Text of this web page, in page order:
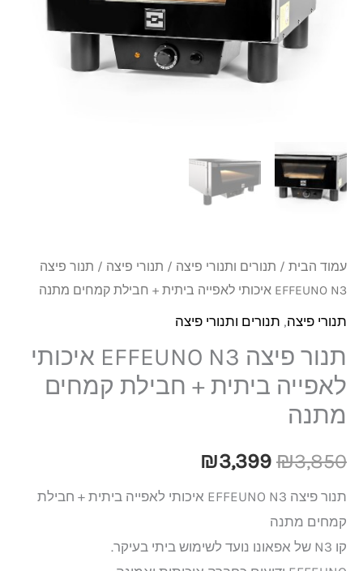
עמוד הבית / תנורים ותנורי פיצה / תנורי פיצה / תנור פיצה
EFFEUNO N3 איכותי לאפייה ביתית + חבילת קמחים מתנה
תנורי פיצה, תנורים ותנורי פיצה
תנור פיצה EFFEUNO N3 איכותי
לאפייה ביתית + חבילת קמחים
מתנה
₪3,850
₪3,850.
₪3,399
₪3,399.
תנור פיצה EFFEUNO N3 איכותי לאפייה ביתית + חבילת
קמחים מתנה
קו N3 של אפאונו נועד לשימוש ביתי בעיקר.
קמחים
מתנה